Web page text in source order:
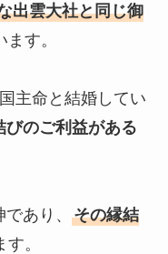
出雲大社と同じ御
す。
主命と結婚してい
びのご利益がある
あり、 その縁結
。